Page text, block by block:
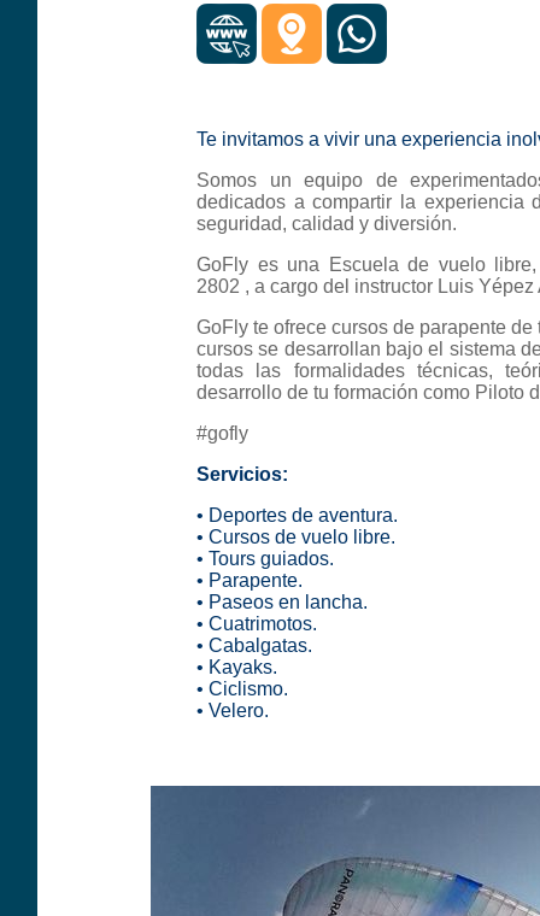
Te invitamos a vivir una experiencia
Somos un equipo de
dedicados a compartir la experiencia
seguridad, calidad y diversión.
GoFly es una Escuela de vuelo
2802 , a cargo del instructor Luis Yépez
GoFly te ofrece cursos de parapente
cursos se desarrollan bajo el sistema
todas las formalidades técnicas,
desarrollo de tu formación como Piloto
#gofly
Servicios:
• Deportes de aventura.
• Cursos de vuelo libre.
• Tours guiados.
• Parapente.
• Paseos en lancha.
• Cuatrimotos.
• Cabalgatas.
• Kayaks.
• Ciclismo.
• Velero.